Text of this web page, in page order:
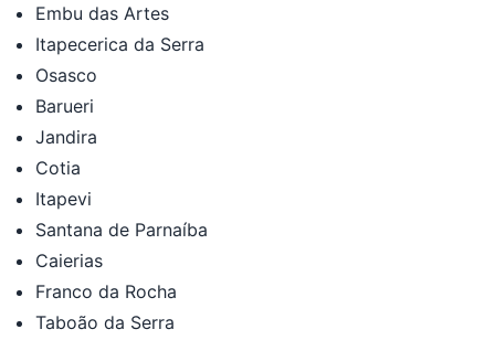
Embu das Artes
Itapecerica da Serra
Osasco
Barueri
Jandira
Cotia
Itapevi
Santana de Parnaíba
Caierias
Franco da Rocha
Taboão da Serra